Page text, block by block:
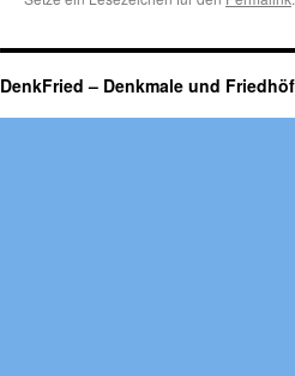
DenkFried – Denkmale und